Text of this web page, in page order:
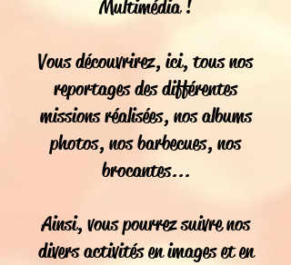
Multimédia !
Vous découvrirez, ici, tous nos
reportages des différentes
missions réalisées, nos albums
photos, nos barbecues, nos
brocantes...
Ainsi, vous pourrez suivre nos
divers activités en images et en